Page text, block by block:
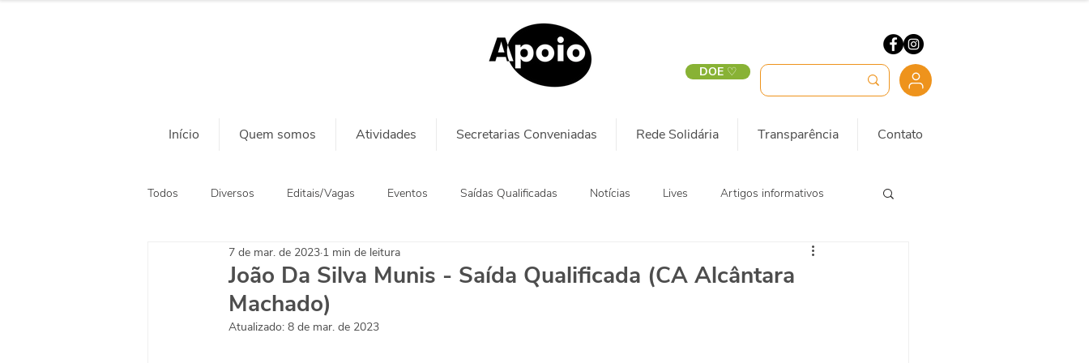
DOE ♡
Início Quem somos Atividades Secretarias Conveniadas Rede Solidária Transparência Contato
Todos Diversos Editais/Vagas Eventos Saídas Qualificadas Notícias Lives Artigos informativos
Ação Social Habitação
João Da Silva Munis - Saída Qualificada (CA Alcântara
Machado)
7 de mar. de 2023 1 min de leitura
Atualizado: 8 de mar. de 2023